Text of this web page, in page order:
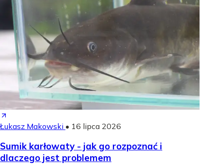
Łukasz Makowski • 16 lipca 2026
Sumik karłowaty - jak go rozpoznać i
dlaczego jest problemem